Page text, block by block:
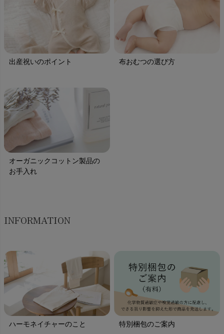
出産祝いのポイント 布おむつの選び方
オーガニックコットン製品の
お手入れ
INFORMATION
ハーモネイチャーのこと 特別梱包のご案内